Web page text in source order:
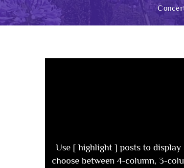
Use [ highlight ] posts to
choose between 4-column, 3-